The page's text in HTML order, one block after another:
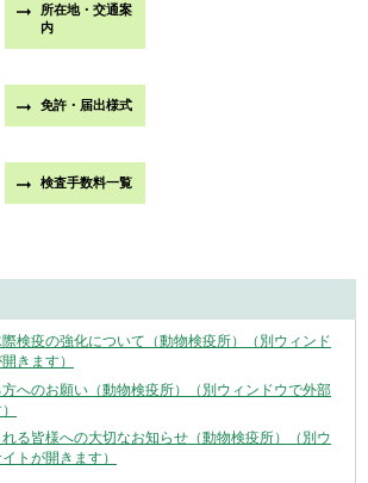
所在地・交通案
内
免許・届出様式
検査手数料一覧
検疫の強化について（動物検疫所）（別ウィンド
きます）
へのお願い（動物検疫所）（別ウィンドウで外部
る皆様への大切なお知らせ（動物検疫所）（別ウ
トが開きます）